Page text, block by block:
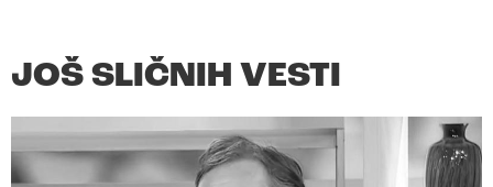
JOŠ SLIČNIH VESTI